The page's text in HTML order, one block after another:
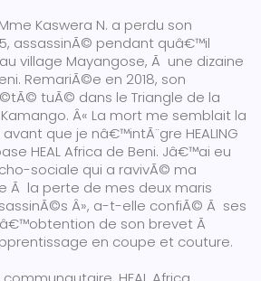
Kaswera N. a perdu son
assassinÃ© pendant quâ€™il
village Mayangose, Ã une dizaine
RemariÃ©e en 2018, son
tuÃ© dans le Triangle de la
Â« La mort me semblait la
que je nâ€™intÃ¨gre HEALING
HEAL Africa de Beni. Jâ€™ai eu
sociale qui a ravivÃ© ma
Ã la perte de mes deux maris
Â», a-t-elle confiÃ© Ã ses
de son brevet Ã
en coupe et couture.